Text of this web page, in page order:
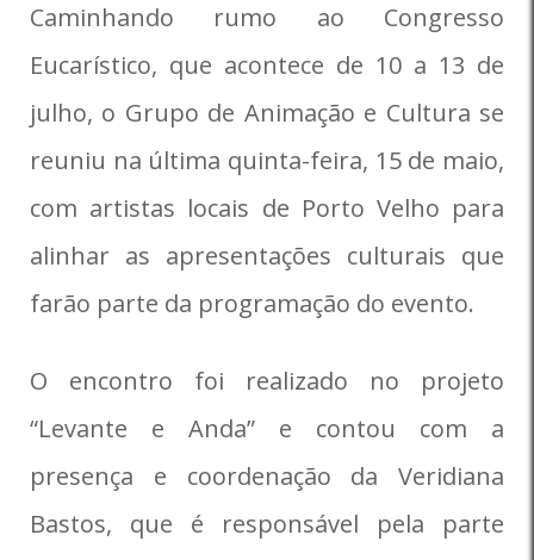
Caminhando rumo ao Congresso
Eucarístico, que acontece de 10 a 13 de
julho, o Grupo de Animação e Cultura se
reuniu na última quinta-feira, 15 de maio,
com artistas locais de Porto Velho para
alinhar as apresentações culturais que
farão parte da programação do evento.
O encontro foi realizado no projeto
“Levante e Anda” e contou com a
presença e coordenação da Veridiana
Bastos, que é responsável pela parte